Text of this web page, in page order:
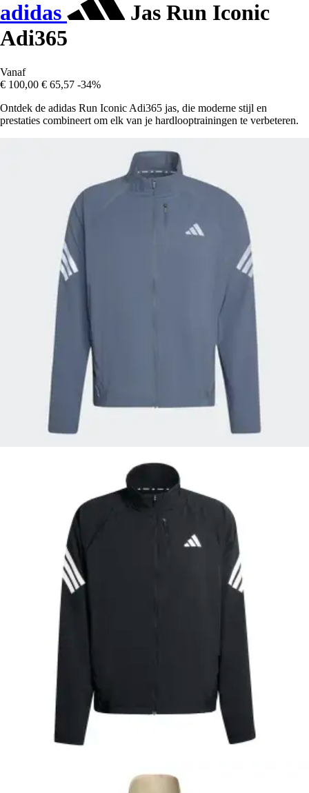
adidas
Jas Run Iconic
Adi365
Vanaf
€ 100,00 € 65,57 -34%
Ontdek de adidas Run Iconic Adi365 jas, die moderne stijl en
prestaties combineert om elk van je hardlooptrainingen te verbeteren.